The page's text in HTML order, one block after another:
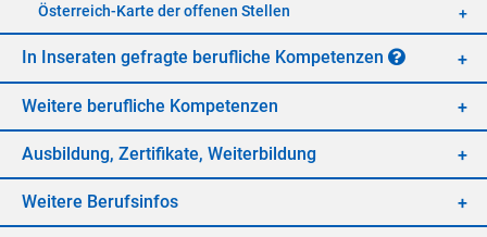
Öster­reich-Kar­te der of­fe­nen Stel­len
In In­se­ra­ten ge­frag­te be­ruf­li­che Kom­pe­ten­zen
Wei­te­re be­ruf­li­che Kom­pe­ten­zen
Aus­bil­dung, Zer­ti­fi­ka­te, Wei­ter­bil­dung
Wei­te­re Be­rufs­in­fos